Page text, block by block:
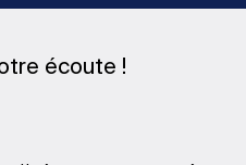
écoute !